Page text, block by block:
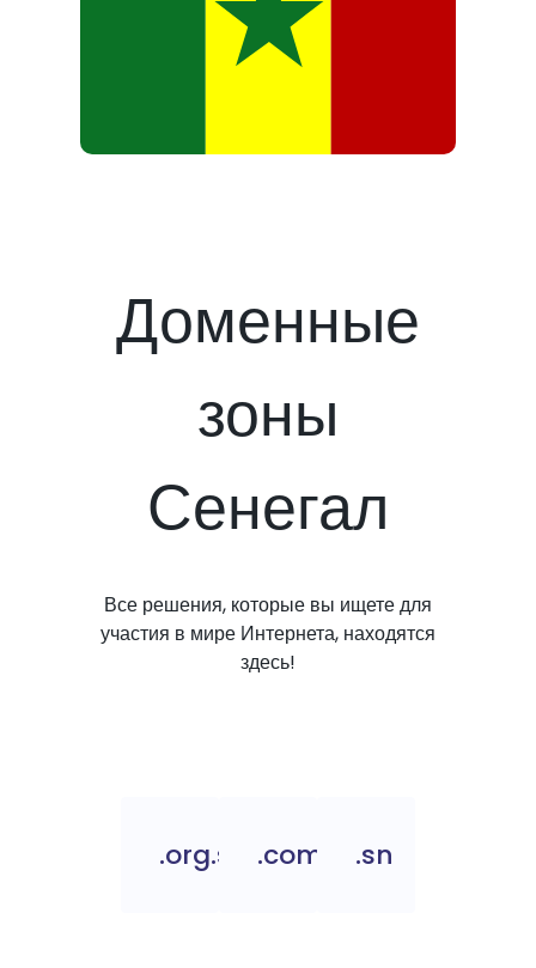
Доменные
зоны
Сенегал
Все решения, которые вы ищете для
участия в мире Интернета, находятся
здесь!
.org.sn .com.sn.sn